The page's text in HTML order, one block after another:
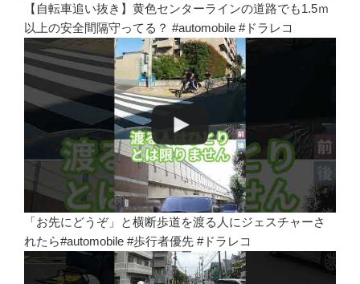
【自転車追い抜き】黄色センターラインの道路でも1.5ｍ
以上の安全間隔守ってる？ #automobile #ドラレコ
「お先にどうぞ」と横断歩道を渡る人にジェスチャーさ
れたら#automobile #歩行者優先 #ドラレコ